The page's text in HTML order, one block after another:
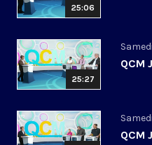
25:06
25:27
QCM
QCM